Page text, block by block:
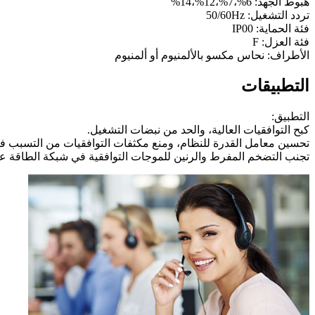
تردد التشغيل: 50/60Hz
فئة الحماية: IP00
فئة العزل: F
الأطراف: نحاس مكسو بالألمنيوم أو ألمنيوم
التطبيقات
التطبيق:
كبح التوافقيات العالية، والحد من نبضات التشغيل.
تحسين معامل القدرة للنظام، ومنع مكثفات التوافقيات من التسبب
تجنب التضخم المفرط والرنين للموجات التوافقية في شبكة الطاقة